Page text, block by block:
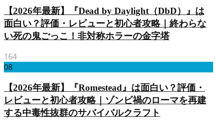
【2026年最新】『Dead by Daylight（DbD）』は
面白い？評価・レビューと初心者攻略｜終わらな
い死の鬼ごっこ！非対称ホラーの金字塔
164
08
【2026年最新】『Romestead』は面白い？評価・
レビューと初心者攻略｜ゾンビ禍のローマを再建
する中毒性抜群のサバイバルクラフト